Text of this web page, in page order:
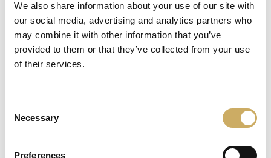
We also share information about your use of our site with
our social media, advertising and analytics partners who
may combine it with other information that you’ve
provided to them or that they’ve collected from your use
of their services.
Selection
Necessary
Preferences
Packaging
Torta Bella
è proposta nel formato da 1 Kg ed è
confezionata in un’elegante latta metallica, frutto della
subire variazioni.